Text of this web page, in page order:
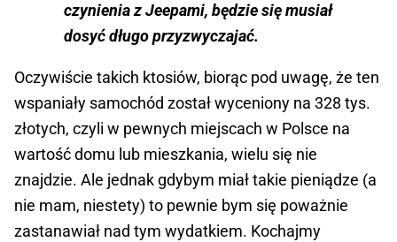
czynienia z Jeepami, będzie się musiał
dosyć długo przyzwyczajać.
Oczywiście takich ktosiów, biorąc pod uwagę, że ten
wspaniały samochód został wyceniony na 328 tys.
złotych, czyli w pewnych miejscach w Polsce na
wartość domu lub mieszkania, wielu się nie
znajdzie. Ale jednak gdybym miał takie pieniądze (a
nie mam, niestety) to pewnie bym się poważnie
zastanawiał nad tym wydatkiem. Kochajmy